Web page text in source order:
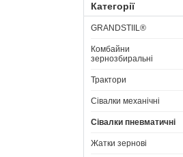
Категорії
GRANDSTIIL®
Комбайни
зернозбиральні
Трактори
Сівалки механічні
Сівалки пневматичні
Жатки зернові